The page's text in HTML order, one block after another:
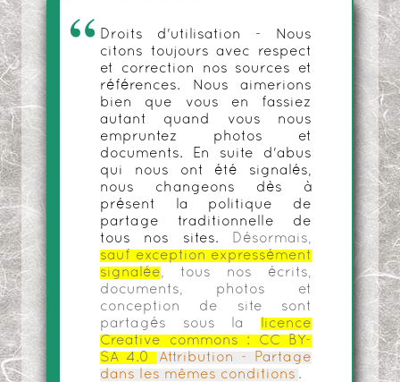
Droits d'utilisation - Nous
citons toujours avec respect
et correction nos sources et
références. Nous aimerions
bien que vous en fassiez
autant quand vous nous
empruntez photos et
documents. En suite d'abus
qui nous ont été signalés,
nous changeons dès à
présent la politique de
partage traditionnelle de
tous nos sites.
Désormais,
sauf exception expressément
signalée, tous nos écrits,
documents, photos et
conception de site sont
partagés sous la
licence
Creative commons :
CC BY-
SA 4.0
Attribution - Partage
dans les mêmes conditions .